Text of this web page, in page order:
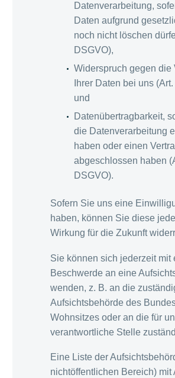
Datenverarbeitung,
Daten aufgrund
noch nicht löschen
DSGVO),
Widerspruch gegen die
Ihrer Daten bei uns
und
Datenübertragbarkeit,
die Datenverarbeitung
haben oder einen
abgeschlossen haben
DSGVO).
Sofern Sie uns eine
haben, können Sie diese
Wirkung für die Zukunft
Sie können sich jederzeit mit
Beschwerde an eine
wenden, z. B. an die
Aufsichtsbehörde des
Wohnsitzes oder an die für
verantwortliche Stelle
Eine Liste der
nichtöffentlichen Bereich) mit